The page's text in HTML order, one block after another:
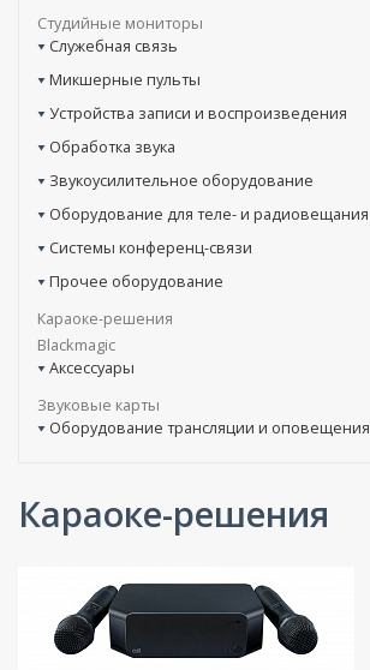
Студийные мониторы
Служебная связь
Микшерные пульты
Устройства записи и воспроизведения
Обработка звука
Звукоусилительное оборудование
Оборудование для теле- и радиовещания
Системы конференц-связи
Прочее оборудование
Караоке-решения
Blackmagic
Аксессуары
Звуковые карты
Оборудование трансляции и оповещения
Караоке-решения